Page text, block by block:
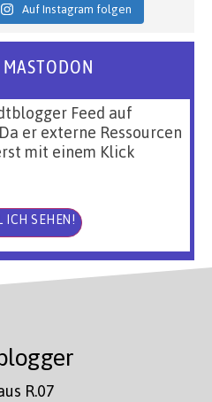
Auf Instagram folgen
Feed auf
er externe Ressourcen
mit einem Klick
ICH SEHEN!
R.07